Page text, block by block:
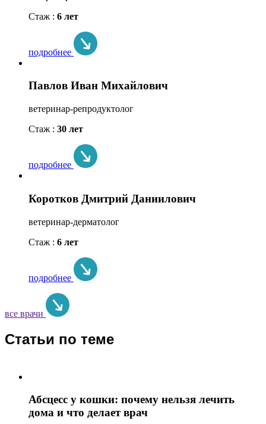
Стаж : 6 лет
подробнее
Павлов Иван Михайлович
ветеринар-репродуктолог
Стаж : 30 лет
подробнее
Коротков Дмитрий Даниилович
ветеринар-дерматолог
Стаж : 6 лет
подробнее
все врачи
Статьи по теме
Абсцесс у кошки: почему нельзя лечить
дома и что делает врач